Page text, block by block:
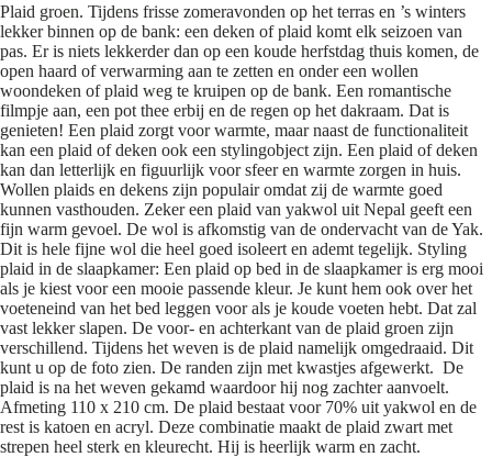
Plaid groen. Tijdens frisse zomeravonden op het terras en ’s winters
lekker binnen op de bank: een deken of plaid komt elk seizoen van
pas. Er is niets lekkerder dan op een koude herfstdag thuis komen, de
open haard of verwarming aan te zetten en onder een wollen
woondeken of plaid weg te kruipen op de bank. Een romantische
filmpje aan, een pot thee erbij en de regen op het dakraam. Dat is
genieten! Een plaid zorgt voor warmte, maar naast de functionaliteit
kan een plaid of deken ook een stylingobject zijn. Een plaid of deken
kan dan letterlijk en figuurlijk voor sfeer en warmte zorgen in huis.
Wollen plaids en dekens zijn populair omdat zij de warmte goed
kunnen vasthouden. Zeker een plaid van yakwol uit Nepal geeft een
fijn warm gevoel. De wol is afkomstig van de ondervacht van de Yak.
Dit is hele fijne wol die heel goed isoleert en ademt tegelijk. Styling
plaid in de slaapkamer: Een plaid op bed in de slaapkamer is erg mooi
als je kiest voor een mooie passende kleur. Je kunt hem ook over het
voeteneind van het bed leggen voor als je koude voeten hebt. Dat zal
vast lekker slapen. De voor- en achterkant van de plaid groen zijn
verschillend. Tijdens het weven is de plaid namelijk omgedraaid. Dit
kunt u op de foto zien. De randen zijn met kwastjes afgewerkt. De
plaid is na het weven gekamd waardoor hij nog zachter aanvoelt.
Afmeting 110 x 210 cm. De plaid bestaat voor 70% uit yakwol en de
rest is katoen en acryl. Deze combinatie maakt de plaid zwart met
strepen heel sterk en kleurecht. Hij is heerlijk warm en zacht.